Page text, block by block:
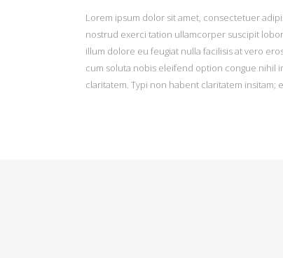
Lorem ipsum dolor sit amet, consectetuer
nostrud exerci tation ullamcorper suscipit
illum dolore eu feugiat nulla facilisis at vero
cum soluta nobis eleifend option congue nihil
claritatem. Typi non habent claritatem insitam;